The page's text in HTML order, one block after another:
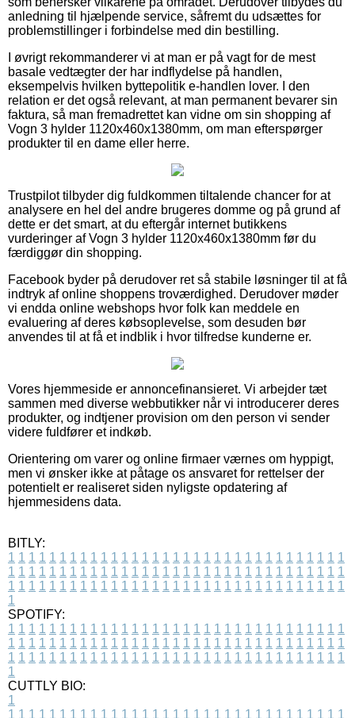
anledning til hjælpende service, såfremt du udsættes for
problemstillinger i forbindelse med din bestilling.
I øvrigt rekommanderer vi at man er på vagt for de mest
basale vedtægter der har indflydelse på handlen,
eksempelvis hvilken byttepolitik e-handlen lover. I den
relation er det også relevant, at man permanent bevarer sin
faktura, så man fremadrettet kan vidne om sin shopping af
Vogn 3 hylder 1120x460x1380mm, om man efterspørger
produkter til en dame eller herre.
Trustpilot tilbyder dig fuldkommen tiltalende chancer for at
analysere en hel del andre brugeres domme og på grund af
dette er det smart, at du eftergår internet butikkens
vurderinger af Vogn 3 hylder 1120x460x1380mm før du
færdiggør din shopping.
Facebook byder på derudover ret så stabile løsninger til at få
indtryk af online shoppens troværdighed. Derudover møder
vi endda online webshops hvor folk kan meddele en
evaluering af deres købsoplevelse, som desuden bør
anvendes til at få et indblik i hvor tilfredse kunderne er.
Vores hjemmeside er annoncefinansieret. Vi arbejder tæt
sammen med diverse webbutikker når vi introducerer deres
produkter, og indtjener provision om den person vi sender
videre fuldfører et indkøb.
Orientering om varer og online firmaer værnes om hyppigt,
men vi ønsker ikke at påtage os ansvaret for rettelser der
potentielt er realiseret siden nyligste opdatering af
hjemmesidens data.
BITLY:
1 1 1 1 1 1 1 1 1 1 1 1 1 1 1 1 1 1 1 1 1 1 1 1 1 1 1 1 1 1 1 1 1
1 1 1 1 1 1 1 1 1 1 1 1 1 1 1 1 1 1 1 1 1 1 1 1 1 1 1 1 1 1 1 1 1
1 1 1 1 1 1 1 1 1 1 1 1 1 1 1 1 1 1 1 1 1 1 1 1 1 1 1 1 1 1 1 1 1
1
SPOTIFY:
1 1 1 1 1 1 1 1 1 1 1 1 1 1 1 1 1 1 1 1 1 1 1 1 1 1 1 1 1 1 1 1 1
1 1 1 1 1 1 1 1 1 1 1 1 1 1 1 1 1 1 1 1 1 1 1 1 1 1 1 1 1 1 1 1 1
1 1 1 1 1 1 1 1 1 1 1 1 1 1 1 1 1 1 1 1 1 1 1 1 1 1 1 1 1 1 1 1 1
1
CUTTLY BIO:
1
1 1 1 1 1 1 1 1 1 1 1 1 1 1 1 1 1 1 1 1 1 1 1 1 1 1 1 1 1 1 1 1 1